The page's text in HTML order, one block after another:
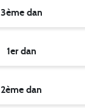
3ème dan
1er dan
2ème dan